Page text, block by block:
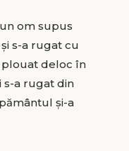
un om supus
s-a rugat cu
plouat deloc în
s-a rugat din
și-a